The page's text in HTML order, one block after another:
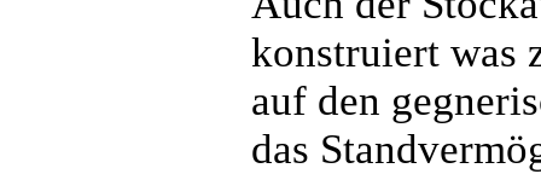
konstruiert was
auf den
das